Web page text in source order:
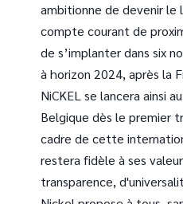
ambitionne de devenir le
compte courant de
de s’implanter dans six
à horizon 2024, après la
NiCKEL se lancera ainsi
Belgique dès le premier
cadre de cette
restera fidèle à ses
transparence,